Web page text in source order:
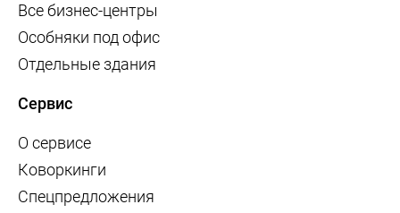
Все бизнес-центры
Особняки под офис
Отдельные здания
Сервис
О сервисе
Коворкинги
Спецпредложения